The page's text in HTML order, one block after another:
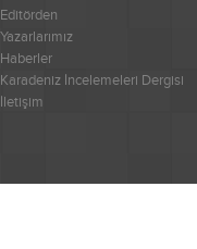
Editörden
Yazarlarımız
Haberler
Karadeniz İncelemeleri Dergisi
İletişim